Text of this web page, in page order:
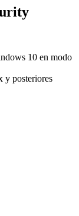
10 en modo
y posteriores